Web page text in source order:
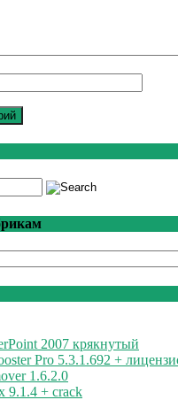
2007 крякнутый
Pro 5.3.1.692 +
1.6.2.0
9.1.4 + crack